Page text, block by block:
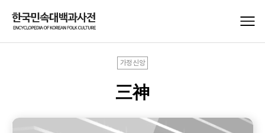
가정신앙
三神